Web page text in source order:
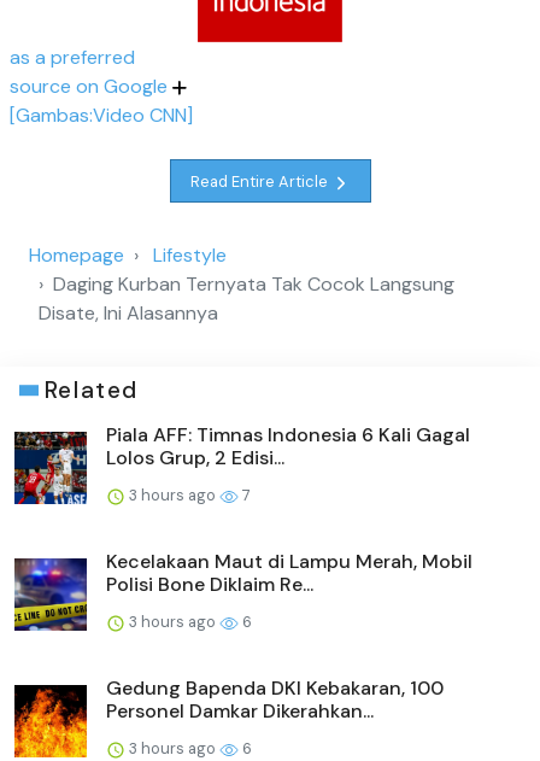
as a preferred
source on Google
[Gambas:Video CNN]
Read Entire Article
Homepage
Lifestyle
Daging Kurban Ternyata Tak Cocok Langsung
Disate, Ini Alasannya
Related
Piala AFF: Timnas Indonesia 6 Kali Gagal
Lolos Grup, 2 Edisi...
3 hours ago 7
Kecelakaan Maut di Lampu Merah, Mobil
Polisi Bone Diklaim Re...
3 hours ago 6
Gedung Bapenda DKI Kebakaran, 100
Personel Damkar Dikerahkan...
3 hours ago 6